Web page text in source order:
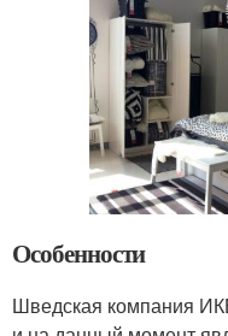
Особенности
Шведская компания